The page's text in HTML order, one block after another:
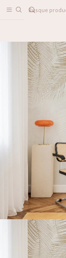
PAPELES MURALES